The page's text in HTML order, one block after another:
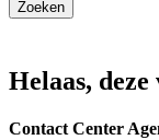
Helaas,
Contact Center